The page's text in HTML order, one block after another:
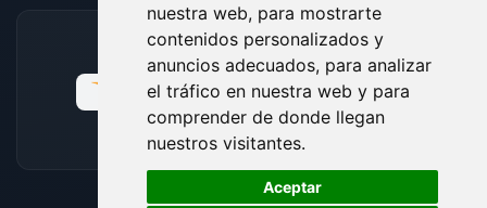
nuestra web, para mostrarte
contenidos personalizados y
anuncios adecuados, para analizar
el tráfico en nuestra web y para
comprender de donde llegan
nuestros visitantes.
Aceptar
MÉTODOS DE PAGO ACEPTADOS
🍪